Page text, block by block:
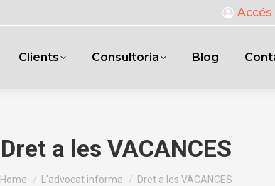
Clients Consultoria Blog
Dret a les VACANCES
You are here:
Home L'advocat informa Dret a les VACANCES